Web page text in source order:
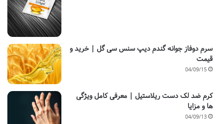
سرم دوفاز جوانه گندم دیپ سنس سی گل | خرید و
قیمت
04/09/15
کرم ضد لک دست ریلاستیل | معرفی کامل ویژگی
ها و مزایا
04/09/13